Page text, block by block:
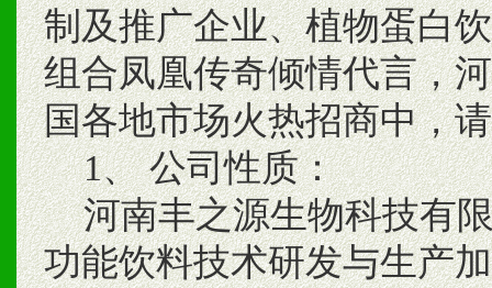
制及推广企业、植物蛋白
组合凤凰传奇倾情代言，
国各地市场火热招商中，
1、 公司性质：
河南丰之源生物科技有限
功能饮料技术研发与生产